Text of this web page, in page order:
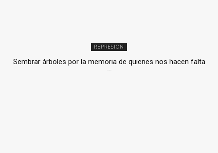
REPRESIÓN
Sembrar árboles por la memoria de quienes nos hacen falta